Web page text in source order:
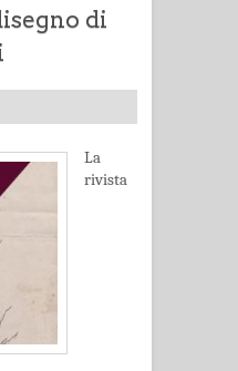
di
La
rivista